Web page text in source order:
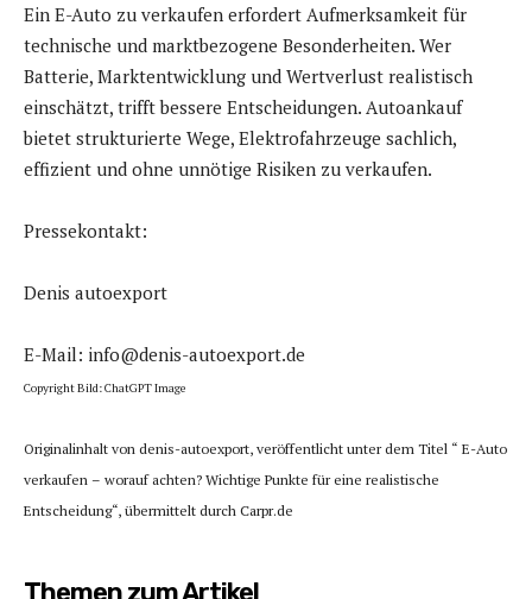
Ein E-Auto zu verkaufen erfordert Aufmerksamkeit für
technische und marktbezogene Besonderheiten. Wer
Batterie, Marktentwicklung und Wertverlust realistisch
einschätzt, trifft bessere Entscheidungen. Autoankauf
bietet strukturierte Wege, Elektrofahrzeuge sachlich,
effizient und ohne unnötige Risiken zu verkaufen.
Pressekontakt:
Denis autoexport
E-Mail: info@denis-autoexport.de
Copyright Bild: ChatGPT Image
Originalinhalt von denis-autoexport, veröffentlicht unter dem Titel “ E-Auto
verkaufen – worauf achten? Wichtige Punkte für eine realistische
Entscheidung“, übermittelt durch Carpr.de